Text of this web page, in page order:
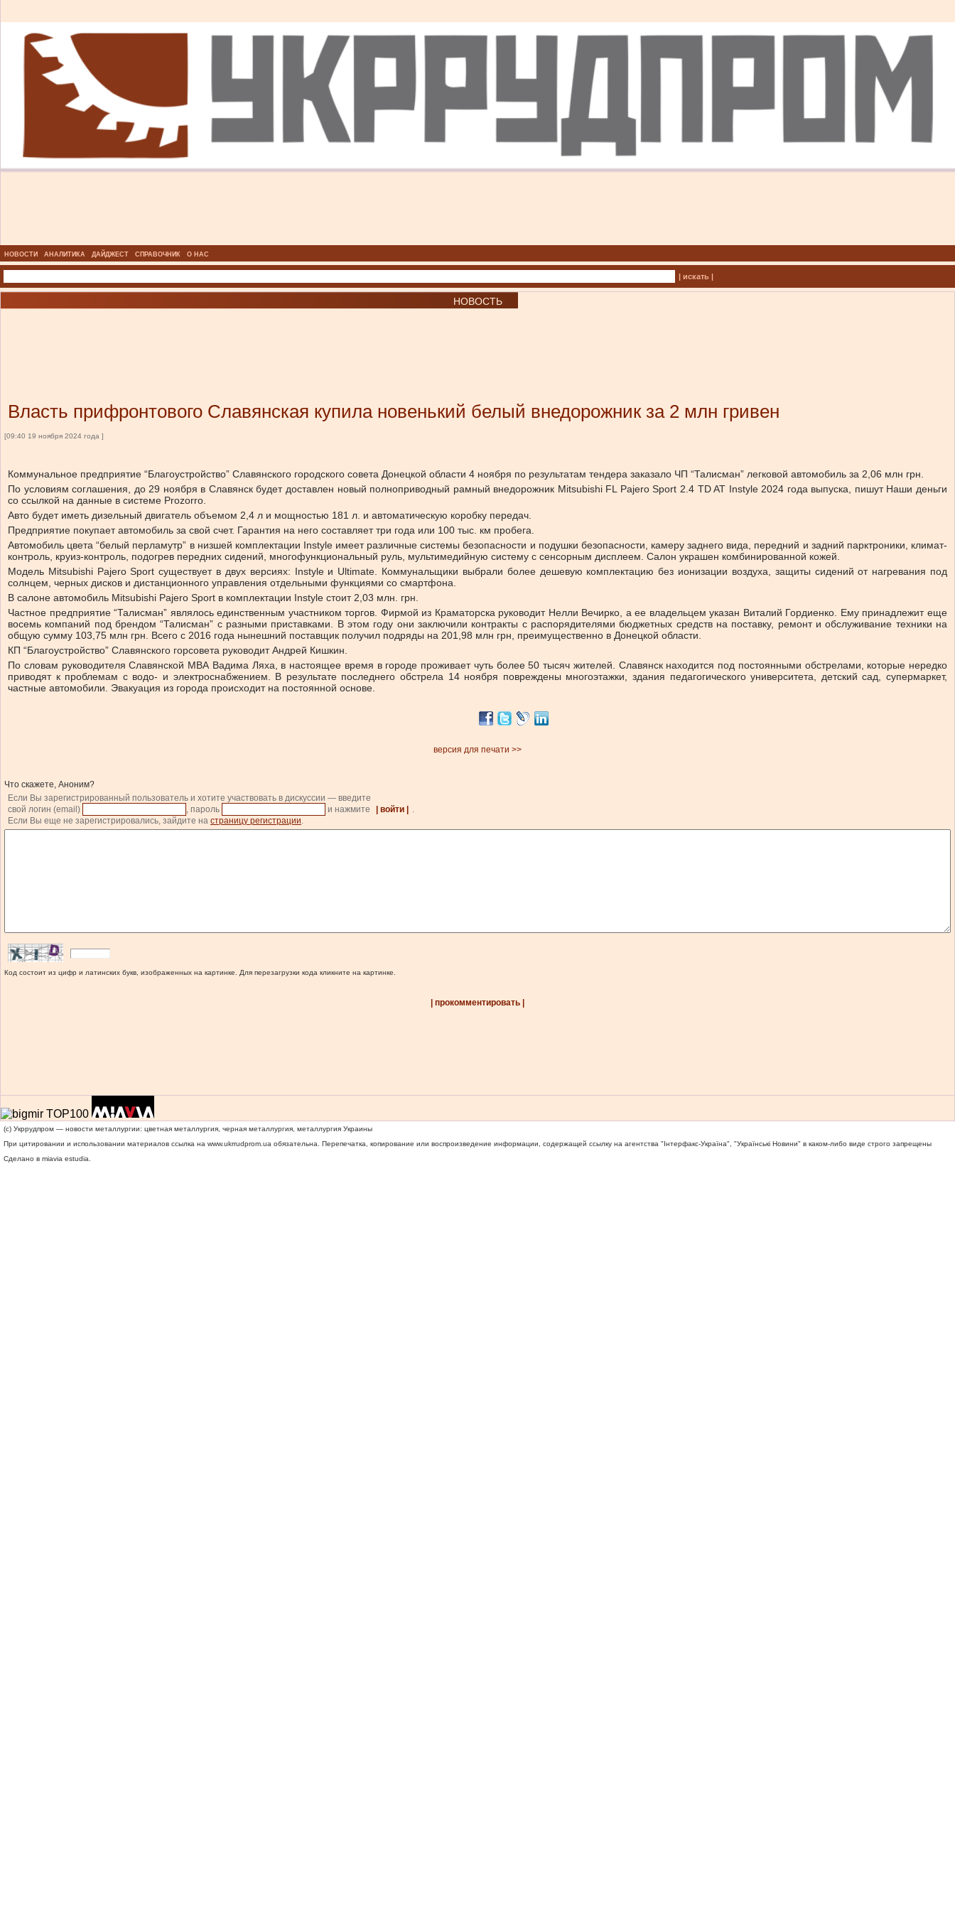
НОВОСТИ АНАЛИТИКА ДАЙДЖЕСТ СПРАВОЧНИК О НАС
| искать |
НОВОСТЬ
Власть прифронтового Славянская купила новенький белый внедорожник за 2 млн гривен
[09:40 19 ноября 2024 года ]
Коммунальное предприятие “Благоустройство” Славянского городского совета Донецкой области 4 ноября по результатам тендера заказало ЧП “Талисман” легковой автомобиль за 2,06 млн грн.
По условиям соглашения, до 29 ноября в Славянск будет доставлен новый полноприводный рамный внедорожник Mitsubishi FL Pajero Sport 2.4 TD AT Instyle 2024 года выпуска, пишут Наши деньги
со ссылкой на данные в системе Prozorro.
Авто будет иметь дизельный двигатель объемом 2,4 л и мощностью 181 л. и автоматическую коробку передач.
Предприятие покупает автомобиль за свой счет. Гарантия на него составляет три года или 100 тыс. км пробега.
Автомобиль цвета “белый перламутр” в низшей комплектации Instyle имеет различные системы безопасности и подушки безопасности, камеру заднего вида, передний и задний парктроники, климат-
контроль, круиз-контроль, подогрев передних сидений, многофункциональный руль, мультимедийную систему с сенсорным дисплеем. Салон украшен комбинированной кожей.
Модель Mitsubishi Pajero Sport существует в двух версиях: Instyle и Ultimate. Коммунальщики выбрали более дешевую комплектацию без ионизации воздуха, защиты сидений от нагревания под
солнцем, черных дисков и дистанционного управления отдельными функциями со смартфона.
В салоне автомобиль Mitsubishi Pajero Sport в комплектации Instyle стоит 2,03 млн. грн.
Частное предприятие “Талисман” являлось единственным участником торгов. Фирмой из Краматорска руководит Нелли Вечирко, а ее владельцем указан Виталий Гордиенко. Ему принадлежит еще
восемь компаний под брендом “Талисман” с разными приставками. В этом году они заключили контракты с распорядителями бюджетных средств на поставку, ремонт и обслуживание техники на
общую сумму 103,75 млн грн. Всего с 2016 года нынешний поставщик получил подряды на 201,98 млн грн, преимущественно в Донецкой области.
КП “Благоустройство” Славянского горсовета руководит Андрей Кишкин.
По словам руководителя Славянской МВА Вадима Ляха, в настоящее время в городе проживает чуть более 50 тысяч жителей. Славянск находится под постоянными обстрелами, которые нередко
приводят к проблемам с водо- и электроснабжением. В результате последнего обстрела 14 ноября повреждены многоэтажки, здания педагогического университета, детский сад, супермаркет,
частные автомобили. Эвакуация из города происходит на постоянной основе.
версия для печати >>
Что скажете, Аноним?
Если Вы зарегистрированный пользователь и хотите участвовать в дискуссии — введите
свой логин (email)
, пароль и нажмите | войти |
.
Если Вы еще не зарегистрировались, зайдите на страницу регистрации.
Код состоит из цифр и латинских букв, изображенных на картинке. Для перезагрузки кода кликните на картинке.
| прокомментировать |
(c) Укррудпром — новости металлургии: цветная металлургия, черная металлургия, металлургия Украины
При цитировании и использовании материалов ссылка на www.ukrrudprom.ua обязательна. Перепечатка, копирование или воспроизведение информации, содержащей ссылку на агентства "Iнтерфакс-Україна", "Українськi Новини" в каком-либо виде строго запрещены
Сделано в miavia estudia.